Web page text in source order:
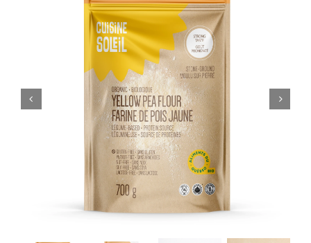
PANIER
EN